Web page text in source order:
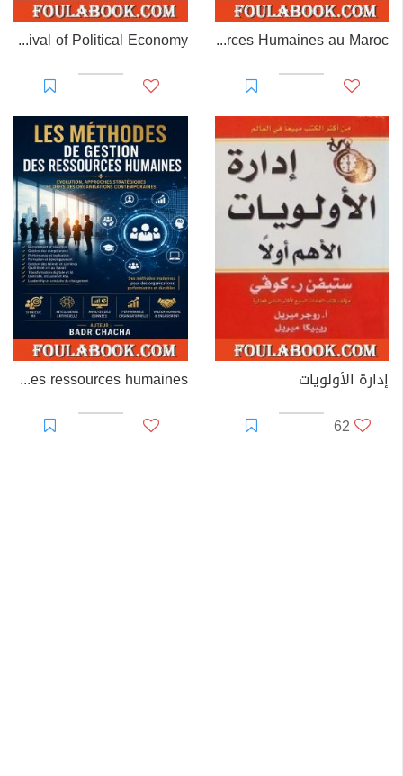
MAROC RH – Gestion des Ressources Humaines au Maroc
The Missing Measure: A Contribution to the Revival of Political Economy
إدارة الأولويات
62
Les méthodes de gestion des ressources humaines